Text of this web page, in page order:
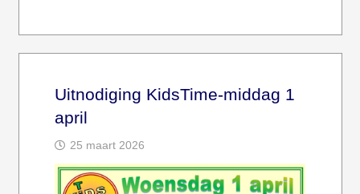
Uitnodiging KidsTime-middag 1
april
25 maart 2026